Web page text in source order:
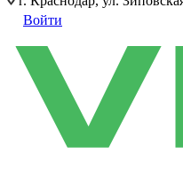
Войти